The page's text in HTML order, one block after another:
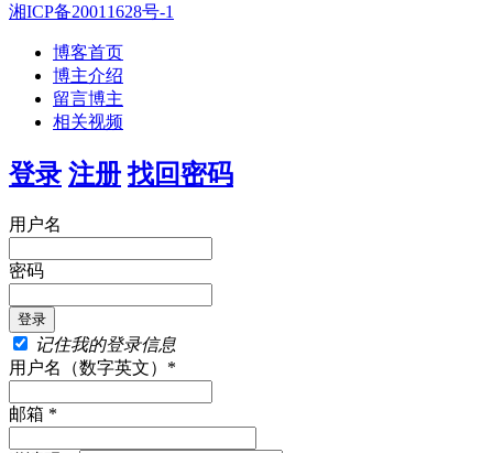
湘ICP备20011628号-1
博客首页
博主介绍
留言博主
相关视频
登录 注册 找回密码
用户名
密码
记住我的登录信息
用户名（数字英文）*
邮箱 *